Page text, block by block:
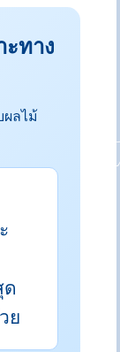
ทาง
ผลไม้
ย